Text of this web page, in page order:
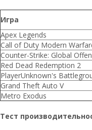
Игра
Apex Legends
Call of Duty Modern
Counter-Strike: Global
Red Dead Redemption 2
PlayerUnknown's
Grand Theft Auto V
Metro Exodus
Тест